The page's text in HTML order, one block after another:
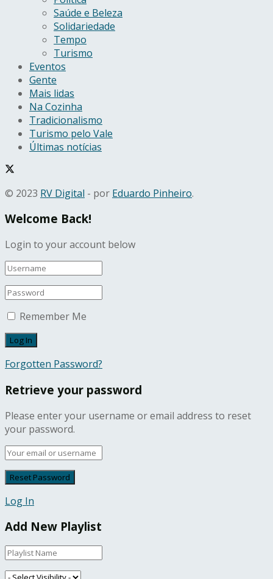
Saúde e Beleza
Solidariedade
Tempo
Turismo
Eventos
Gente
Mais lidas
Na Cozinha
Tradicionalismo
Turismo pelo Vale
Últimas notícias
© 2023 RV Digital - por Eduardo Pinheiro.
Welcome Back!
Login to your account below
Remember Me
Forgotten Password?
Retrieve your password
Please enter your username or email address to reset
your password.
Log In
Add New Playlist